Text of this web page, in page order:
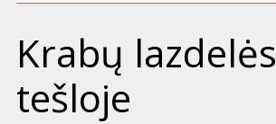
Krabų lazdelės
tešloje